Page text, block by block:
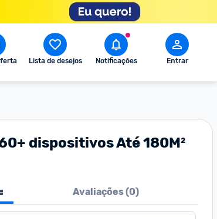
Lista de desejos Notificações Entrar
dispositivos Até 180M²
Avaliações (0)